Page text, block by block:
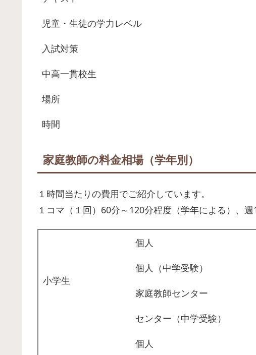
児童・生徒の学力レベル
入試対策
中高一貫校生
場所
時間
家庭教師の料金相場（学年別）
１時間当たりの費用でご紹介しています。
１コマ（１回）60分～120分程度（学年による）、週
小学生
個人
個人（中学受験）
家庭教師センター
センター（中学受験）
個人